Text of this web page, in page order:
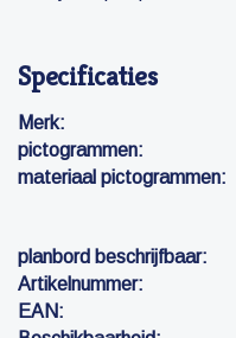
Specificaties
Merk:
pictogrammen:
materiaal pictogrammen:
planbord beschrijfbaar:
Artikelnummer:
EAN: